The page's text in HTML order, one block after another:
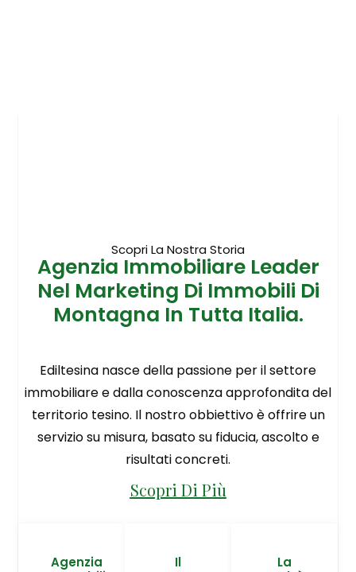
Scopri La Nostra Storia
Agenzia Immobiliare Leader
Nel Marketing Di Immobili Di
Montagna In Tutta Italia.
Ediltesina nasce della passione per il settore
immobiliare e dalla conoscenza approfondita del
territorio tesino. Il nostro obbiettivo è offrire un
servizio su misura, basato su fiducia, ascolto e
risultati concreti.
Scopri Di Più
Agenzia
Il
La